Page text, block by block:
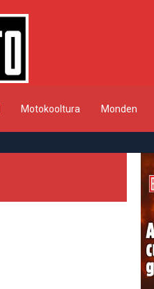
Motokooltura Monden